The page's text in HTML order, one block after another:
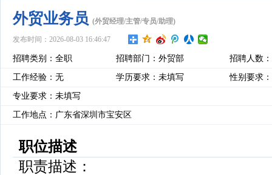
外贸业务员 (外贸经理/主管/专员/助理)
发布时间：2026-08-03 16:46:47
招聘类别：全职 招聘部门：外贸部 招聘人数
工作经验：无 学历要求：未填写 性别要求
专业要求：未填写
工作地点：广东省深圳市宝安区
职位描述
职责描述：